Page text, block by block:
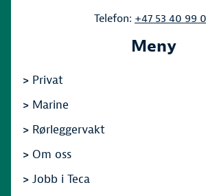
Telefon: +47 53 40 99
Meny
> Privat
> Marine
> Rørleggervakt
> Om oss
> Jobb i Teca